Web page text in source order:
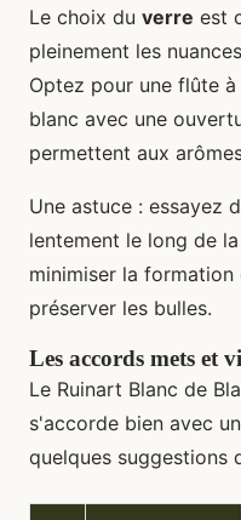
Le choix du verre est
pleinement les
Optez pour une flûte
blanc avec une
permettent aux
Une astuce : essayez
lentement le long de
minimiser la formation
préserver les bulles.
Les accords mets et
Le Ruinart Blanc de
s'accorde bien avec
quelques suggestions